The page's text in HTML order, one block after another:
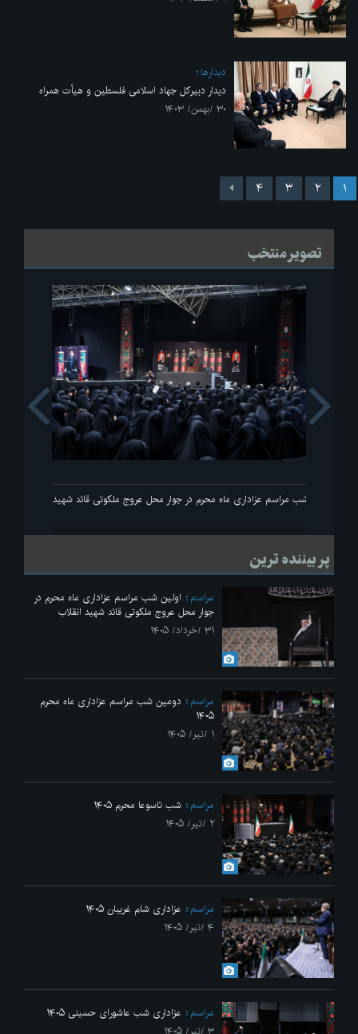
ديدارها
دیدار دبیرکل جهاد اسلامی فلسطین و هیأت همراه
۳۰ /بهمن/ ۱۴۰۳
۱ ۲ ۳ ۴
تصویر منتخب
اولین شب مراسم عزاداری ماه محرم در جوار محل عروج ملکوتی قائد شهید انقلاب
Next
پر بیننده ترین
مراسم
اولین شب مراسم عزاداری ماه محرم در
جوار محل عروج ملکوتی قائد شهید انقلاب
۳۱ /خرداد/ ۱۴۰۵
مراسم
دومین شب مراسم عزاداری ماه محرم
۱۴۰۵
۱ /تیر/ ۱۴۰۵
مراسم
شب تاسوعا محرم ۱۴۰۵
۲ /تیر/ ۱۴۰۵
مراسم
عزاداری شام غریبان ۱۴۰۵
۴ /تیر/ ۱۴۰۵
مراسم
عزاداری شب عاشورای حسینی ۱۴۰۵
۳ /تیر/ ۱۴۰۵